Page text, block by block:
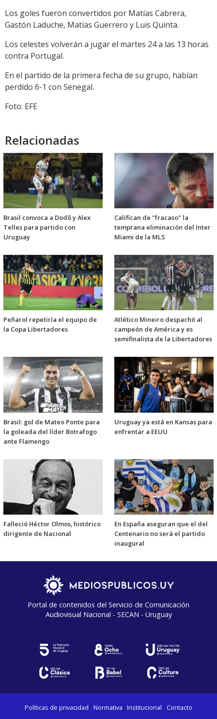
Los goles fueron convertidos por Matías Cabrera,
Gastón Laduche, Matías Guerrero y Luis Quinta.
Los celestes volverán a jugar el martes 24 a las 13 horas
contra Portugal.
En el partido de la primera fecha de su grupo, habían
perdido 6-1 con Senegal.
Foto: EFE
Relacionadas
Brasil convoca a Dodô y Alex
Telles para partido con
Uruguay
Califican de "fracaso" la
temprana eliminación del Inter
Miami de la MLS
Peñarol repetiría el equipo de
la Copa Libertadores
Atlético Mineiro despachó al
campeón de América y es
semifinalista de la Libertadores
Brasil: gol de Mateo Ponte para
la goleada del líder Botrafogo
ante Flamengo
Uruguay ya está en Kansas para
enfrentar a EEUU
Falleció Héctor Olmos, histórico
dirigente de Nacional
En España aseguran que el del
Centenario no será el partido
inaugural
Portal de contenidos del Servicio de Comunicación
Audiovisual Nacional - SECAN - Uruguay
Políticas de privacidad Normativa Institucional Contacto